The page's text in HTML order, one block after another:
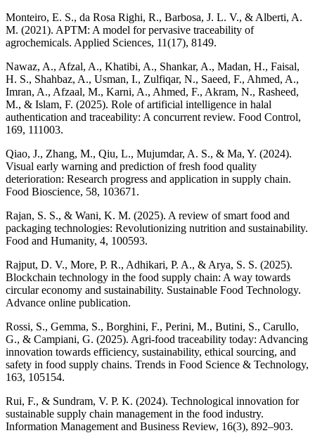
Monteiro, E. S., da Rosa Righi, R., Barbosa, J. L. V., & Alberti, A.
M. (2021). APTM: A model for pervasive traceability of
agrochemicals. Applied Sciences, 11(17), 8149.
Nawaz, A., Afzal, A., Khatibi, A., Shankar, A., Madan, H., Faisal,
H. S., Shahbaz, A., Usman, I., Zulfiqar, N., Saeed, F., Ahmed, A.,
Imran, A., Afzaal, M., Karni, A., Ahmed, F., Akram, N., Rasheed,
M., & Islam, F. (2025). Role of artificial intelligence in halal
authentication and traceability: A concurrent review. Food Control,
169, 111003.
Qiao, J., Zhang, M., Qiu, L., Mujumdar, A. S., & Ma, Y. (2024).
Visual early warning and prediction of fresh food quality
deterioration: Research progress and application in supply chain.
Food Bioscience, 58, 103671.
Rajan, S. S., & Wani, K. M. (2025). A review of smart food and
packaging technologies: Revolutionizing nutrition and sustainability.
Food and Humanity, 4, 100593.
Rajput, D. V., More, P. R., Adhikari, P. A., & Arya, S. S. (2025).
Blockchain technology in the food supply chain: A way towards
circular economy and sustainability. Sustainable Food Technology.
Advance online publication.
Rossi, S., Gemma, S., Borghini, F., Perini, M., Butini, S., Carullo,
G., & Campiani, G. (2025). Agri-food traceability today: Advancing
innovation towards efficiency, sustainability, ethical sourcing, and
safety in food supply chains. Trends in Food Science & Technology,
163, 105154.
Rui, F., & Sundram, V. P. K. (2024). Technological innovation for
sustainable supply chain management in the food industry.
Information Management and Business Review, 16(3), 892–903.